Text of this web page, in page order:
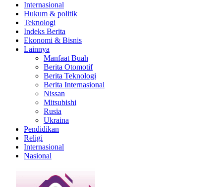
Internasional
Hukum & politik
Teknologi
Indeks Berita
Ekonomi & Bisnis
Lainnya
Manfaat Buah
Berita Otomotif
Berita Teknologi
Berita Internasional
Nissan
Mitsubishi
Rusia
Ukraina
Pendidikan
Religi
Internasional
Nasional